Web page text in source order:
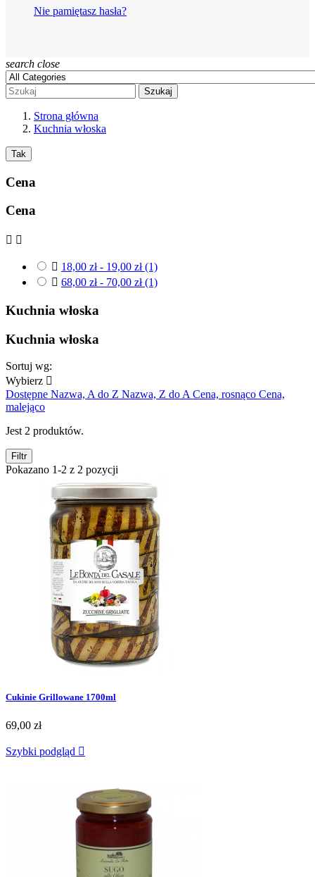
Nie pamiętasz hasła?
search close
Szukaj
Strona główna
Kuchnia włoska
Tak
Cena
Cena
 
 18,00 zł - 19,00 zł(1)
 68,00 zł - 70,00 zł(1)
Kuchnia włoska
Kuchnia włoska
Sortuj wg:
Wybierz 
Dostępne Nazwa, A do Z Nazwa, Z do A Cena, rosnąco Cena,
malejąco
Jest 2 produktów.
Filtr
Pokazano 1-2 z 2 pozycji
Cukinie Grillowane 1700ml
69,00 zł
Szybki podgląd 